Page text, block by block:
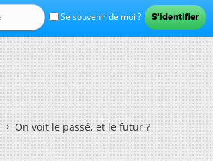
Se souvenir de moi ?
On voit le passé, et le futur ?